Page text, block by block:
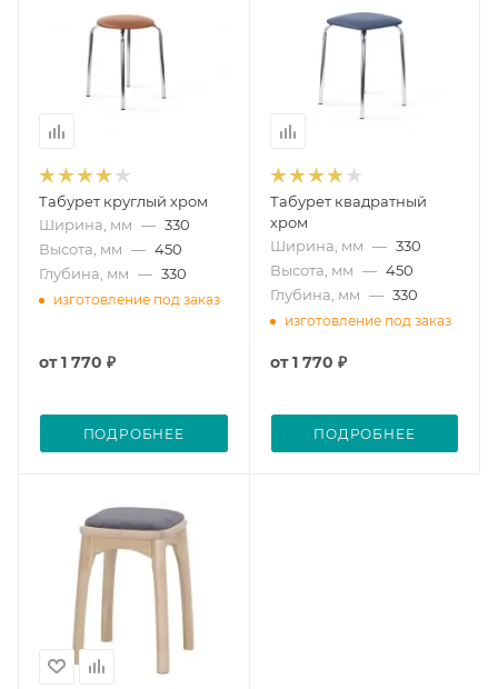
Табурет круглый хром
Ширина, мм — 330
Высота, мм — 450
Глубина, мм — 330
изготовление под заказ
от1 770 ₽
ПОДРОБНЕЕ
Табурет квадратный
хром
Ширина, мм — 330
Высота, мм — 450
Глубина, мм — 330
изготовление под заказ
от1 770 ₽
ПОДРОБНЕЕ